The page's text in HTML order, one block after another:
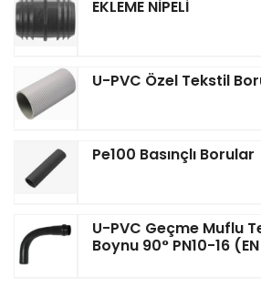
EKLEME NİPELİ
U-PVC Özel Tekstil
Pe100 Basınçlı Borular
U-PVC Geçme Muflu
Boynu 90° PN10-16